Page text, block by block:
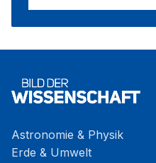
Astronomie & Physik
Erde & Umwelt